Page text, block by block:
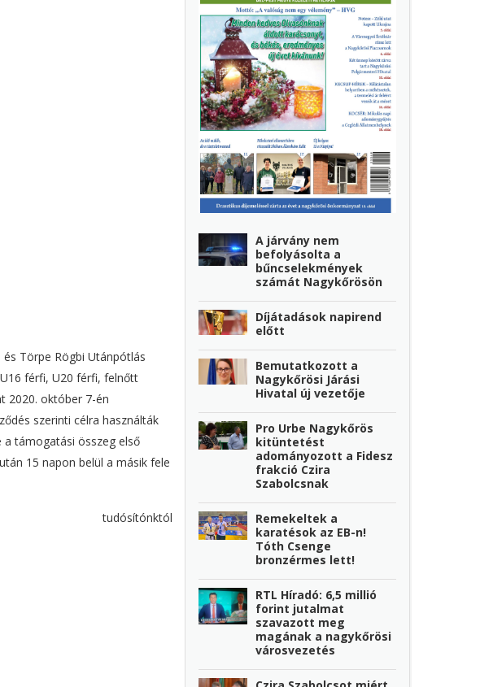
Törpe Rögbi Utánpótlás
férfi, U20 férfi, felnőtt
2020. október 7-én
szerinti célra használták
a támogatási összeg első
15 napon belül a másik fele
tudósítónktól
A járvány nem
befolyásolta a
bűncselekmények
számát Nagykőrösön
Díjátadások napirend
előtt
Bemutatkozott a
Nagykőrösi Járási
Hivatal új vezetője
Pro Urbe Nagykőrös
kitüntetést
adományozott a Fidesz
frakció Czira
Szabolcsnak
Remekeltek a
karatésok az EB-n!
Tóth Csenge
bronzérmes lett!
RTL Híradó: 6,5 millió
forint jutalmat
szavazott meg
magának a nagykőrösi
városvezetés